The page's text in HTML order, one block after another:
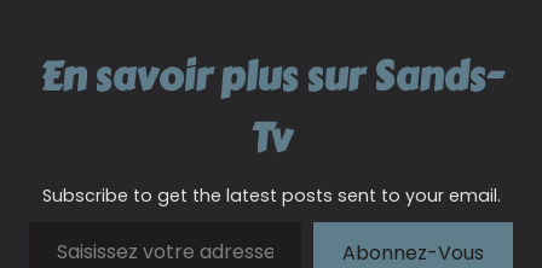
En savoir plus sur Sands-
Tv
Subscribe to get the latest posts sent to your email.
Abonnez-Vous